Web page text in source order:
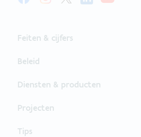
Feiten & cijfers
Beleid
Diensten & producten
Projecten
Tips